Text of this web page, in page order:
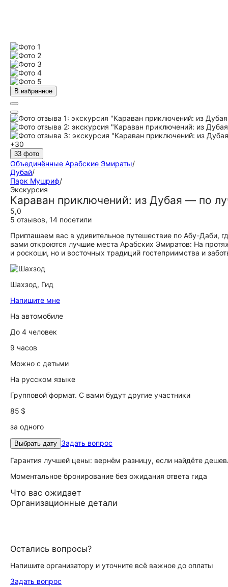
В избранное
+30
33 фото
Объединённые Арабские Эмираты/
Дубай/
Парк Мушриф/
Экскурсия
Караван приключений: из Дубая — по
5,0
5 отзывов, 14 посетили
Приглашаем вас в удивительное путешествие по Абу-Даби,
вами откроются лучшие места Арабских Эмиратов: На
и роскоши, но и восточных традиций гостеприимства и
Шахзод, Гид
Напишите мне
На автомобиле
До 4 человек
9 часов
Можно с детьми
На русском языке
Групповой формат. С вами будут другие участники
85 $
за одного
Выбрать дату Задать вопрос
Гарантия лучшей цены: вернём разницу, если найдёте
Моментальное бронирование без ожидания ответа гида
Что вас ожидает
Организационные детали
Остались вопросы?
Напишите организатору и уточните всё важное до оплаты
Задать вопрос